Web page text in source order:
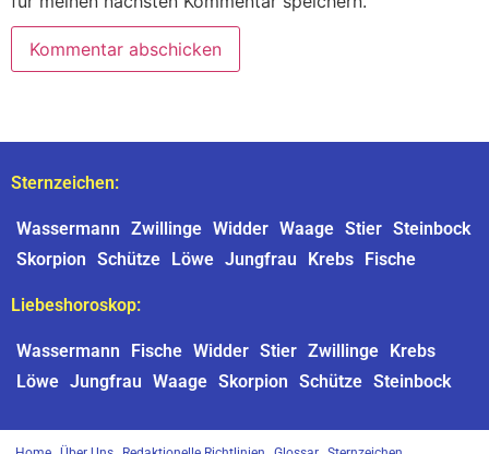
Sternzeichen:
Wassermann Zwillinge Widder Waage Stier Steinbock
Skorpion Schütze Löwe Jungfrau Krebs Fische
Liebeshoroskop:
Wassermann Fische Widder Stier Zwillinge Krebs
Löwe Jungfrau Waage Skorpion Schütze Steinbock